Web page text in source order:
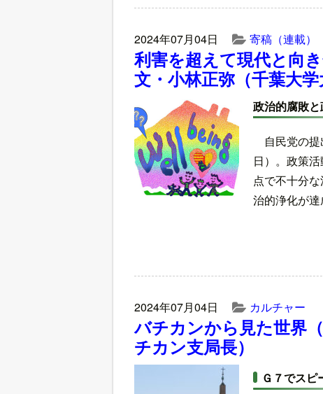
2024年07月04日 寄稿（連載）
利害を超えて現代と向
文・小林正弥（千葉大学
政治的腐敗
自民党の
日）。政策
点で不十分
治的浄化が達
2024年07月04日 カルチャー
バチカンから見た世界
チカン支局長）
Ｇ７でスピ